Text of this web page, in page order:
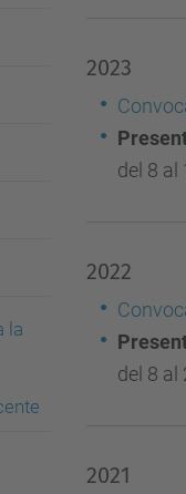
2023
del 8 al
2022
del 8 al
2021
la